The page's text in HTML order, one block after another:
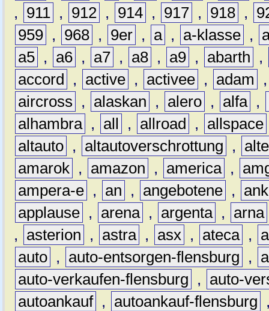
,
911 , 912 , 914 , 917 , 918 ,
959 , 968 , 9er , a , a-klasse ,
a5 , a6 , a7 , a8 , a9 , abarth
,
accord
, active , activee , adam
aircross
, alaskan , alero , alfa ,
alhambra , all , allroad , allspace
altauto , altautoverschrottung ,
amarok , amazon , america ,
ampera-e , an , angebotene ,
applause , arena , argenta , arna
,
asterion , astra , asx , ateca ,
auto , auto-entsorgen-flensburg ,
auto-verkaufen-flensburg
,
auto-
autoankauf , autoankauf-flensburg